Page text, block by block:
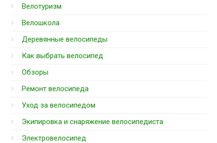
Велотуризм
Велошкола
Деревянные велосипеды
Как выбрать велосипед
Обзоры
Ремонт велосипеда
Уход за велосипедом
Экипировка и снаряжение велосипедиста
Электровелосипед